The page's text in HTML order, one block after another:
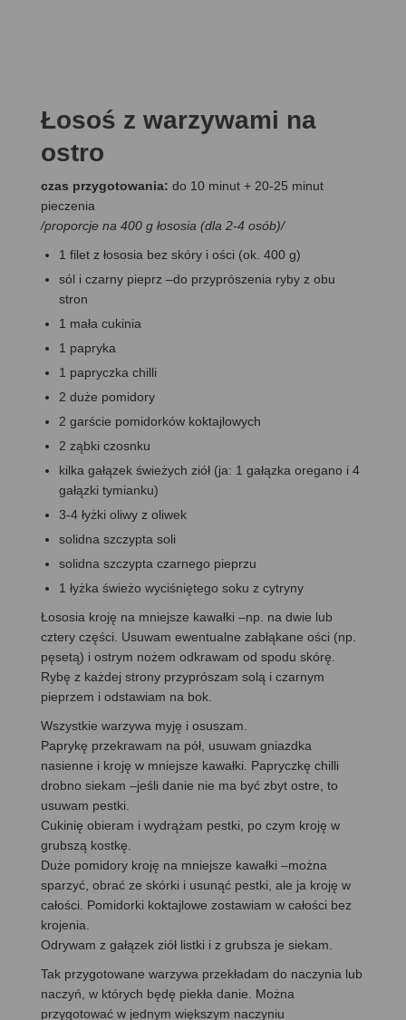
Łosoś z warzywami na
ostro
czas przygotowania: do 10 minut + 20-25 minut
pieczenia
/proporcje na 400 g łososia (dla 2-4 osób)/
1 filet z łososia bez skóry i ości (ok. 400 g)
sól i czarny pieprz –do przyprószenia ryby z obu
stron
1 mała cukinia
1 papryka
1 papryczka chilli
2 duże pomidory
2 garście pomidorków koktajlowych
2 ząbki czosnku
kilka gałązek świeżych ziół (ja: 1 gałązka oregano i 4
gałązki tymianku)
3-4 łyżki oliwy z oliwek
solidna szczypta soli
solidna szczypta czarnego pieprzu
1 łyżka świeżo wyciśniętego soku z cytryny
Łososia kroję na mniejsze kawałki –np. na dwie lub
cztery części. Usuwam ewentualne zabłąkane ości (np.
pęsetą) i ostrym nożem odkrawam od spodu skórę.
Rybę z każdej strony przyprószam solą i czarnym
pieprzem i odstawiam na bok.
Wszystkie warzywa myję i osuszam.
Paprykę przekrawam na pół, usuwam gniazdka
nasienne i kroję w mniejsze kawałki. Papryczkę chilli
drobno siekam –jeśli danie nie ma być zbyt ostre, to
usuwam pestki.
Cukinię obieram i wydrążam pestki, po czym kroję w
grubszą kostkę.
Duże pomidory kroję na mniejsze kawałki –można
sparzyć, obrać ze skórki i usunąć pestki, ale ja kroję w
całości. Pomidorki koktajlowe zostawiam w całości bez
krojenia.
Odrywam z gałązek ziół listki i z grubsza je siekam.
Tak przygotowane warzywa przekładam do naczynia lub
naczyń, w których będę piekła danie. Można
przygotować w jednym większym naczyniu